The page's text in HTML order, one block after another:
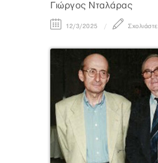
Γιώργος Νταλάρας
12/3/2025 Σχολιάστε